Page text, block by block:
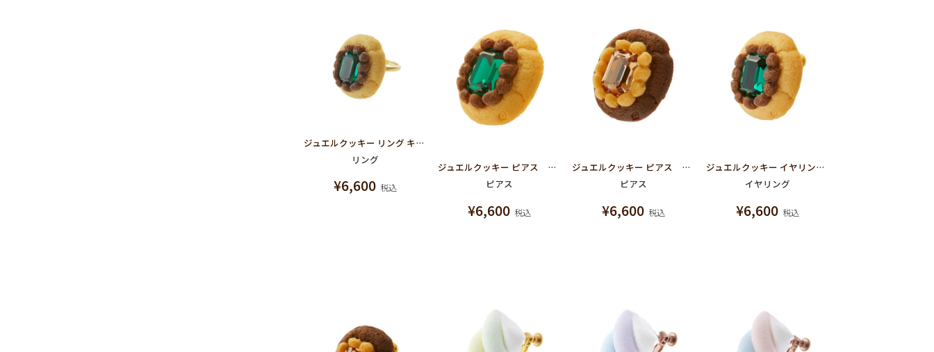
ジュエルクッキー リング キウイ
リング
¥6,600 税込
ジュエルクッキー ピアス キウイ
ピアス
¥6,600 税込
ジュエルクッキー ピアス アプリコット
ピアス
¥6,600 税込
ジュエルクッキー イヤリング キウイ
イヤリング
¥6,600 税込